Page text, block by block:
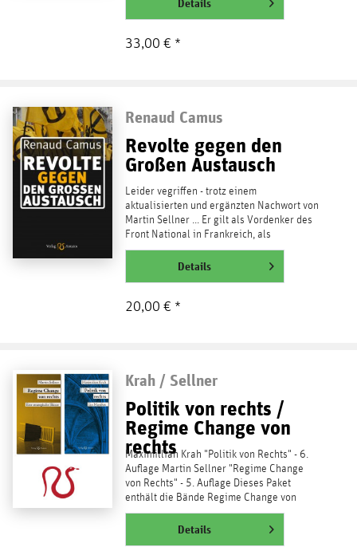
Details
33,00 € *
Renaud Camus
Revolte gegen den
Großen Austausch
Leider vegriffen - trotz einem
aktualisierten und ergänzten Nachwort von
Martin Sellner ... Er gilt als Vordenker des
Front National in Frankreich, als
Stichwortgeber und...
weiterlesenDetails
20,00 € *
Krah / Sellner
Politik von rechts /
Regime Change von
rechts
Maximillian Krah "Politik von Rechts" - 6.
Auflage Martin Sellner "Regime Change
von Rechts" - 5. Auflage Dieses Paket
enthält die Bände Regime Change von
Martin Sellner und...
weiterlesenDetails